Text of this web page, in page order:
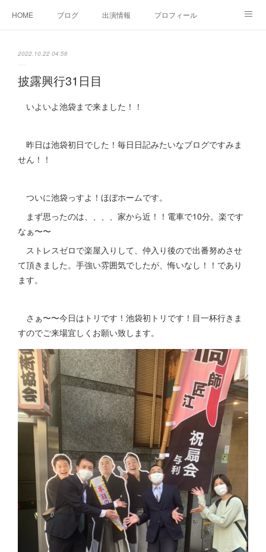
HOME ブログ 出演情報 プロフィール
2022.10.22 04:56
披露興行31日目
いよいよ池袋まで来ました！！
昨日は池袋初日でした！毎日日記みたいなブログですみま
せん！！
ついに池袋っすよ！ほぼホームです。
まず思ったのは、、、、家から近！！電車で10分。楽です
なぁ〜〜
ストレスゼロで楽屋入りして、仲入り後ので出番努めさせ
て頂きました。手強い雰囲気でしたが、悔いなし！！であり
ます。
さぁ〜〜今日はトリです！池袋初トリです！目一杯行きま
すのでご来場宜しくお願い致します。